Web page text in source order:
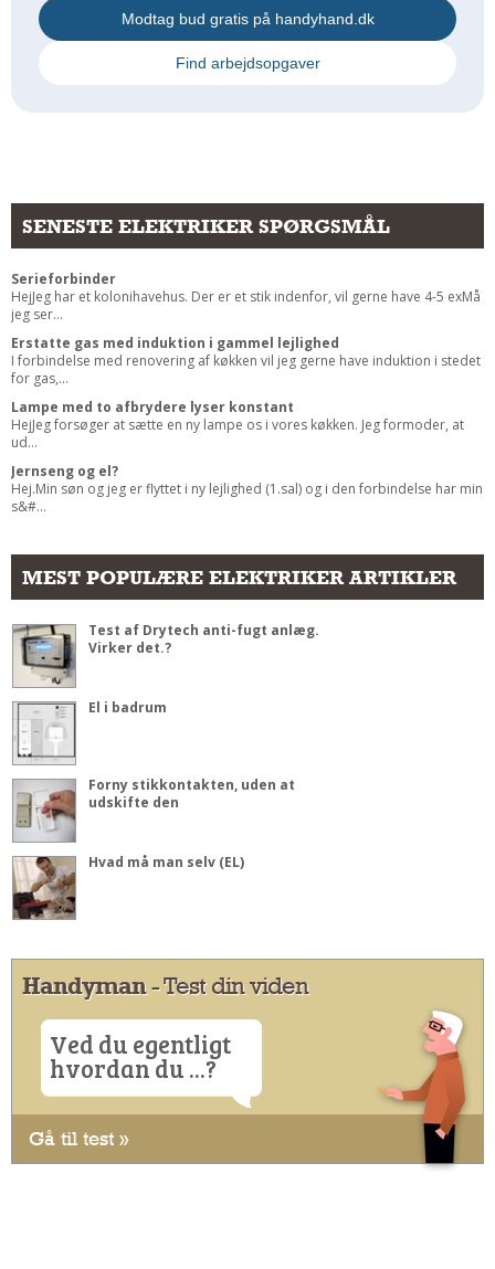
Modtag bud gratis på handyhand.dk
Find arbejdsopgaver
SENESTE ELEKTRIKER SPØRGSMÅL
Serieforbinder
HejJeg har et kolonihavehus. Der er et stik indenfor, vil gerne have 4-5 exMå
jeg ser...
Erstatte gas med induktion i gammel lejlighed
I forbindelse med renovering af køkken vil jeg gerne have induktion i stedet
for gas,...
Lampe med to afbrydere lyser konstant
HejJeg forsøger at sætte en ny lampe os i vores køkken. Jeg formoder, at
ud...
Jernseng og el?
Hej.Min søn og jeg er flyttet i ny lejlighed (1.sal) og i den forbindelse har min
s&#...
MEST POPULÆRE ELEKTRIKER ARTIKLER
Test af Drytech anti-fugt anlæg.
Virker det.?
El i badrum
Forny stikkontakten, uden at
udskifte den
Hvad må man selv (EL)
Handyman- Test din viden
Ved du egentligt
hvordan du ...?
Gå til test »